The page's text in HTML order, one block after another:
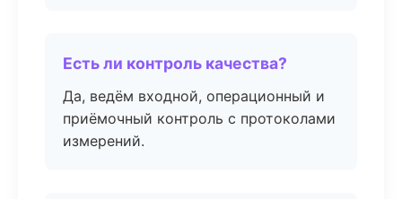
Есть ли контроль качества?
Да, ведём входной, операционный и
приёмочный контроль с протоколами
измерений.